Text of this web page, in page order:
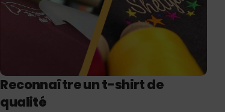
Reconnaître un t-shirt de
qualité